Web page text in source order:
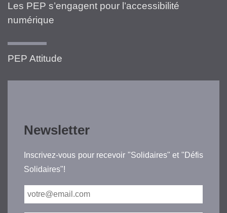
Les PEP s’engagent pour l’accessibilité
numérique
PEP Attitude
Newsletter
Inscrivez-vous pour recevoir "Solidaires" et "Défis
Solidaires"!